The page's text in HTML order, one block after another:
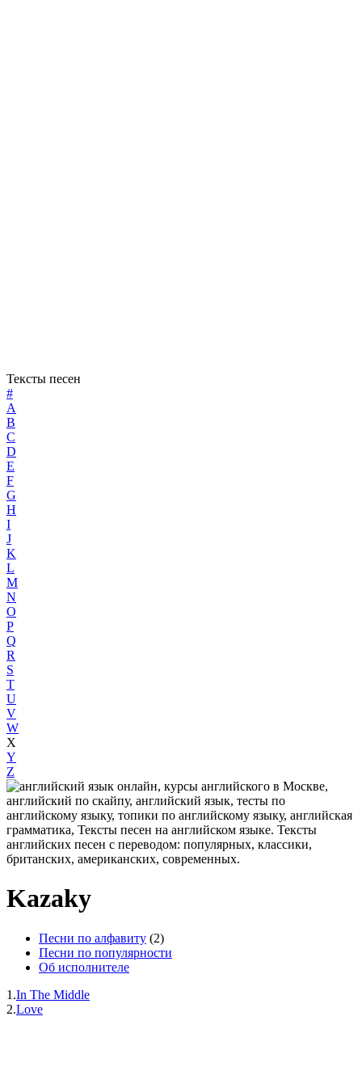
Тексты песен
#
A
B
C
D
E
F
G
H
I
J
K
L
M
N
O
P
Q
R
S
T
U
V
W
X
Y
Z
Kazaky
Песни по алфавиту (2)
Песни по популярности
Об исполнителе
1.In The Middle
2.Love